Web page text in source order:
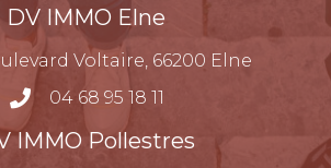
DV IMMO Elne
Voltaire, 66200 Elne
04 68 95 18 11
IMMO Pollestres